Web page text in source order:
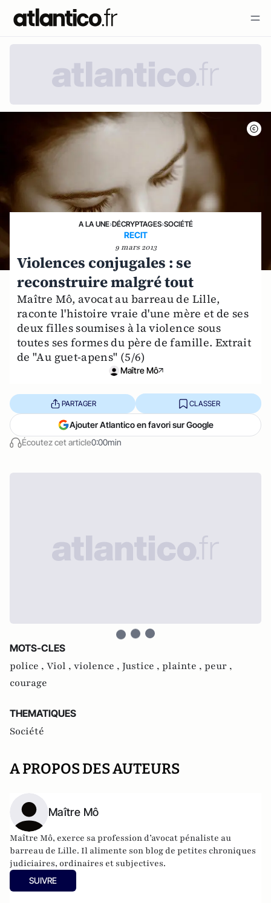
A LA UNE›DÉCRYPTAGES›SOCIÉTÉ
RECIT
9 mars 2013
Violences conjugales : se
reconstruire malgré tout
Maître Mô, avocat au barreau de Lille,
raconte l'histoire vraie d'une mère et de ses
deux filles soumises à la violence sous
toutes ses formes du père de famille. Extrait
de "Au guet-apens" (5/6)
Maître Mô
Écoutez cet article0:00min
PARTAGER CLASSER
Ajouter Atlantico en favori sur Google
MOTS-CLES
police , Viol , violence , Justice , plainte , peur ,
courage
THEMATIQUES
Société
A PROPOS DES AUTEURS
Maître Mô
Maître Mô, exerce sa profession d’avocat pénaliste au
barreau de Lille. Il alimente sonblog de petites chroniques
judiciaires, ordinaires et subjectives.
SUIVRE